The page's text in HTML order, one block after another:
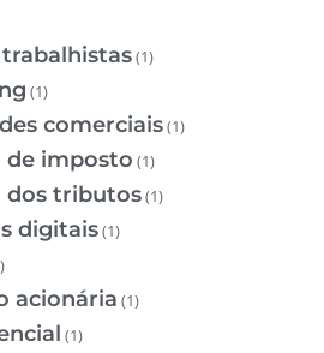
(1)
(1)
comerciais(1)
de imposto (1)
dos tributos(1)
digitais(1)
acionária (1)
(1)